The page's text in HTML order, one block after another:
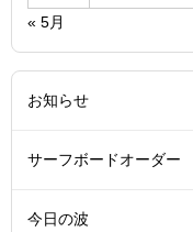
« 5月
お知らせ
サーフボードオーダー
今日の波